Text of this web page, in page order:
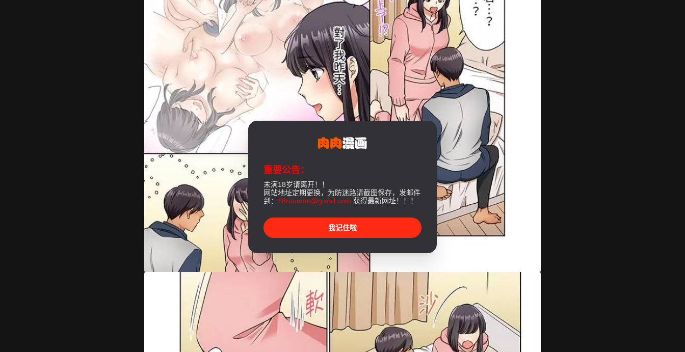
重要公告：
未满18岁请离开！！
网站地址定期更换，为防迷路请截图保存，发邮件
到： 18rouman@gmail.com 获得最新网址！！！
我记住啦